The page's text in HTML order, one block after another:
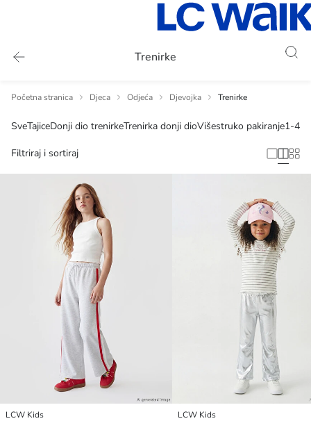
Trenirke
Početna stranica Djeca Odjeća Djevojka Trenirke
SveTajiceDonji dio trenirkeTrenirka donji dioVišestruko pakiranje1-4 y
Filtriraj i sortiraj
LCW Kids
LCW Kids